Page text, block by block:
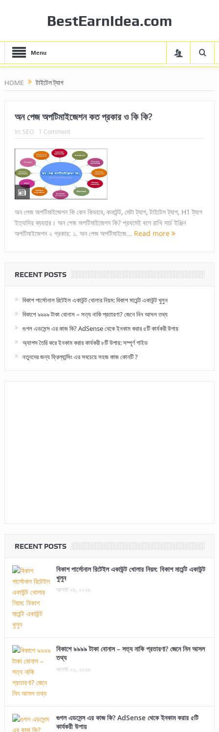
BestEarnIdea.com
Menu
HOME টাইটেল ট্যাগ
অন পেজ অপটিমাইজেশন কত প্রকার ও কি কি?
In: SEO 1 Comment
অন পেজ অপটিমাইজেশন কি কেন কিভাবে, কনটেন্ট, মেটা ট্যাগ, টাইটেল ট্যাগ, H1 ট্যাগ
ইত্যাদির ব্যবহার। অন পেজ অপটিমাইজেশন কি? প্রথমেই বলে রাখি সার্চ ইঞ্জিন
অপটিমাইজেশন ২ প্রকার: ১. অন পেজ অপটিমাইজে... Read more
RECENT POSTS
বিকাশ পার্সোনাল রিটেইল একাউন্ট খোলার নিয়ম: বিকাশ মার্চেন্ট একাউন্ট খুলুন
বিকাশে ৯৯৯৯ টাকা বোনাস – সত্য নাকি প্রতারণা? জেনে নিন আসল তথ্য
গুগল এডসেন্স এর কাজ কি? AdSense থেকে ইনকাম করার ৫টি কার্যকরী উপায়
অ্যাপস তৈরি করে ইনকাম করার কার্যকরী ৮টি উপায়: সম্পূর্ণ গাইড
নতুনদের জন্য ফ্রিল্যান্সিং এর সবচেয়ে সহজ কাজ কোনটি ?
RECENT POSTS
বিকাশ পার্সোনাল রিটেইল একাউন্ট খোলার নিয়ম: বিকাশ মার্চেন্ট একাউন্ট
খুলুন
আগস্ট ০৪, ২০২৬
বিকাশে ৯৯৯৯ টাকা বোনাস – সত্য নাকি প্রতারণা? জেনে নিন আসল
তথ্য
আগস্ট ০২, ২০২৬
গুগল এডসেন্স এর কাজ কি? AdSense থেকে ইনকাম করার ৫টি
কার্যকরী উপায়